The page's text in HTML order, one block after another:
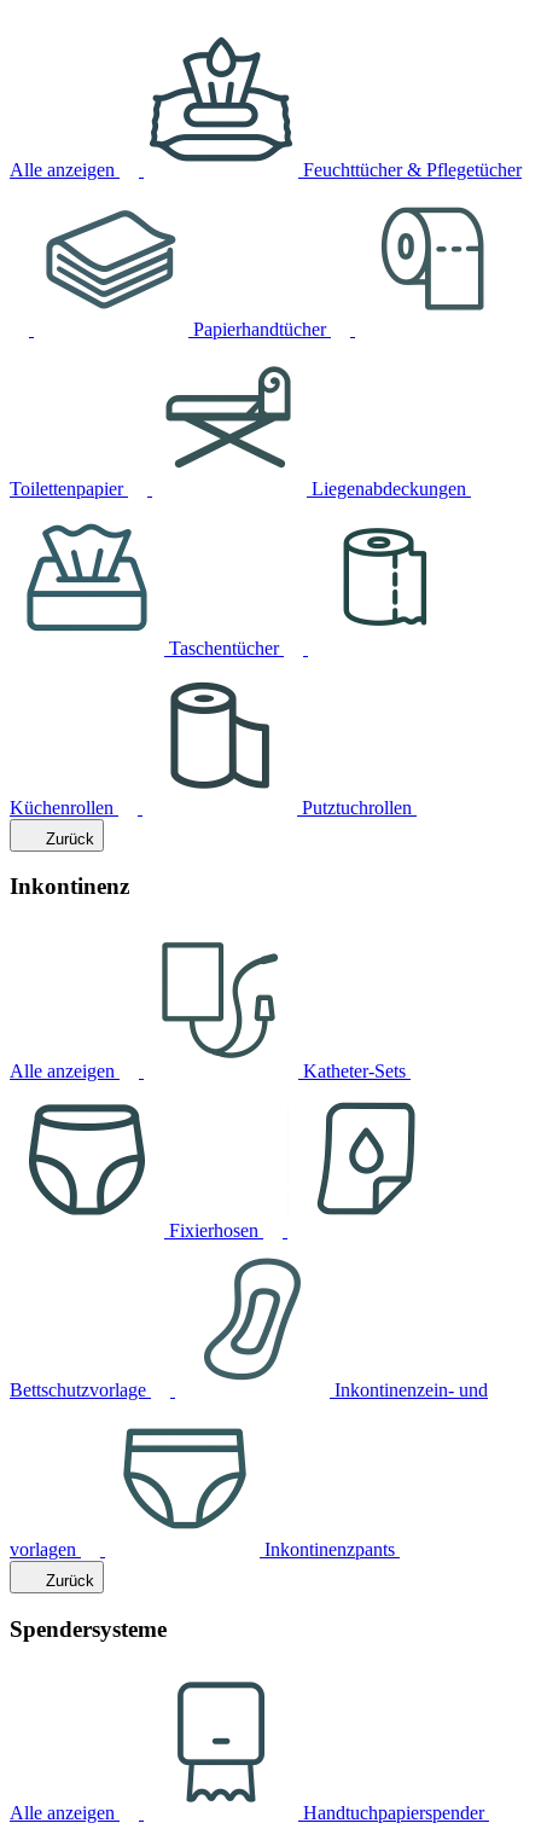
Alle anzeigen Feuchttücher & Pflegetücher
Papierhandtücher
Toilettenpapier Liegenabdeckungen
Taschentücher
Küchenrollen Putztuchrollen
Zurück
Inkontinenz
Alle anzeigen Katheter-Sets
Fixierhosen
Bettschutzvorlage Inkontinenzein- und
vorlagen Inkontinenzpants
Zurück
Spendersysteme
Alle anzeigen Handtuchpapierspender